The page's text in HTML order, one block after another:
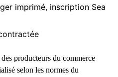
imprimé, inscription Sea
producteurs du commerce
selon les normes du